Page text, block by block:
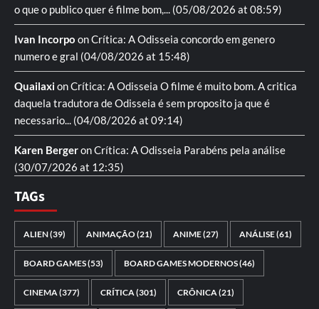
o que o publico quer é filme bom,... (05/08/2026 at 08:59)
Ivan Incorpo onCrítica: A Odisseia concordo em genero
numero e gral (04/08/2026 at 15:48)
QuailaxionCrítica: A Odisseia O filme é muito bom. A critica
daquela tradutora de Odisseia é sem proposito ja que é
necessario... (04/08/2026 at 09:14)
Karen BergeronCrítica: A Odisseia Parabéns pela análise
(30/07/2026 at 12:35)
TAGs
ALIEN(39) ANIMAÇÃO(21) ANIME(27) ANÁLISE(61)
BOARD GAMES(53) BOARD GAMES MODERNOS(46)
CINEMA(377) CRÍTICA(301) CRÔNICA(21)